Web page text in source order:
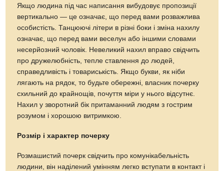
Якщо людина під час написання вибудовує пропозиції
вертикально — це означає, що перед вами розважлива
особистість. Танцюючі літери в різні боки і зміна нахилу
означає, що перед вами веселун або іншими словами
несерйозний чоловік. Невеликий нахил вправо свідчить
про дружелюбність, тепле ставлення до людей,
справедливість і товариськість. Якщо букви, як ніби
лягають на рядок, то будьте обережні, власник почерку
схильний до крайнощів, почуття міри у нього відсутнє.
Нахил у зворотний бік притаманний людям з гострим
розумом і хорошою витримкою.
Розмір і характер почерку
Розмашистий почерк свідчить про комунікабельність
людини, він наділений умінням легко вступати в контакт і